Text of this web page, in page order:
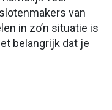
van
in zo’n situatie is
belangrijk dat je